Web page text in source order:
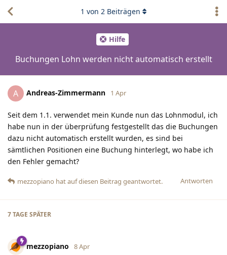
Hilfe
Buchungen Lohn werden nicht automatisch erstellt
1 von 2Beiträgen
A Andreas-Zimmermann 1 Apr
Seit dem 1.1. verwendet mein Kunde nun das Lohnmodul, ich
habe nun in der überprüfung festgestellt das die Buchungen
dazu nicht automatisch erstellt wurden, es sind bei
sämtlichen Positionen eine Buchung hinterlegt, wo habe ich
den Fehler gemacht?
Antworten
mezzopiano hatauf diesen Beitrag geantwortet.
7 TAGE SPÄTER
mezzopiano 8 Apr